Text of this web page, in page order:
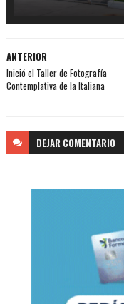
ANTERIOR
Inició el Taller de Fotografía
Contemplativa de la Italiana
DEJAR COMENTARIO